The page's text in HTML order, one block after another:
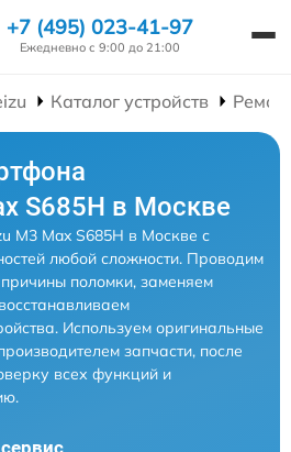
+7 (495) 023-41-97
Ежедневно с 9:00 до 21:00
Каталог устройств
S685H в Москве
M3 Max S685H в Москве с
любой сложности. Проводим
поломки, заменяем
Используем оригинальные
запчасти, после
всех функций и